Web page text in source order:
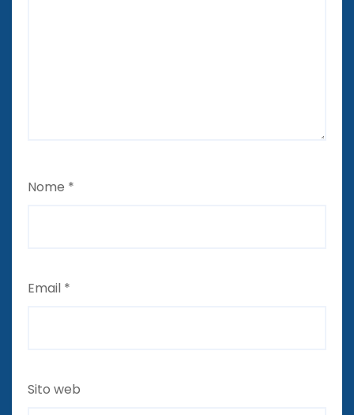
Nome *
Email *
Sito web